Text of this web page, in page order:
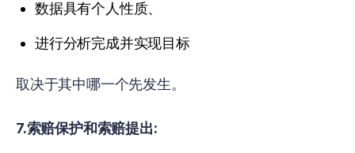
数据具有个人性质、
进行分析完成并实现目标
取决于其中哪一个先发生。
7.索赔保护和索赔提出: